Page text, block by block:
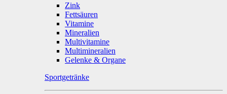
Zink
Fettsäuren
Vitamine
Mineralien
Multivitamine
Multimineralien
Gelenke & Organe
Sportgetränke